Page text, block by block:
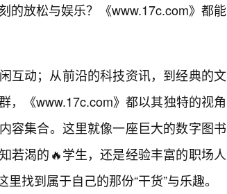
的放松与娱乐？《www.17c.com》都能
互动；从前沿的科技资讯，到经典的文
，《www.17c.com》都以其独特的视角
容集合。这里就像一座巨大的数字图书
若渴的🔥学生，还是经验丰富的职场人
找到属于自己的那份“干货”与乐趣。